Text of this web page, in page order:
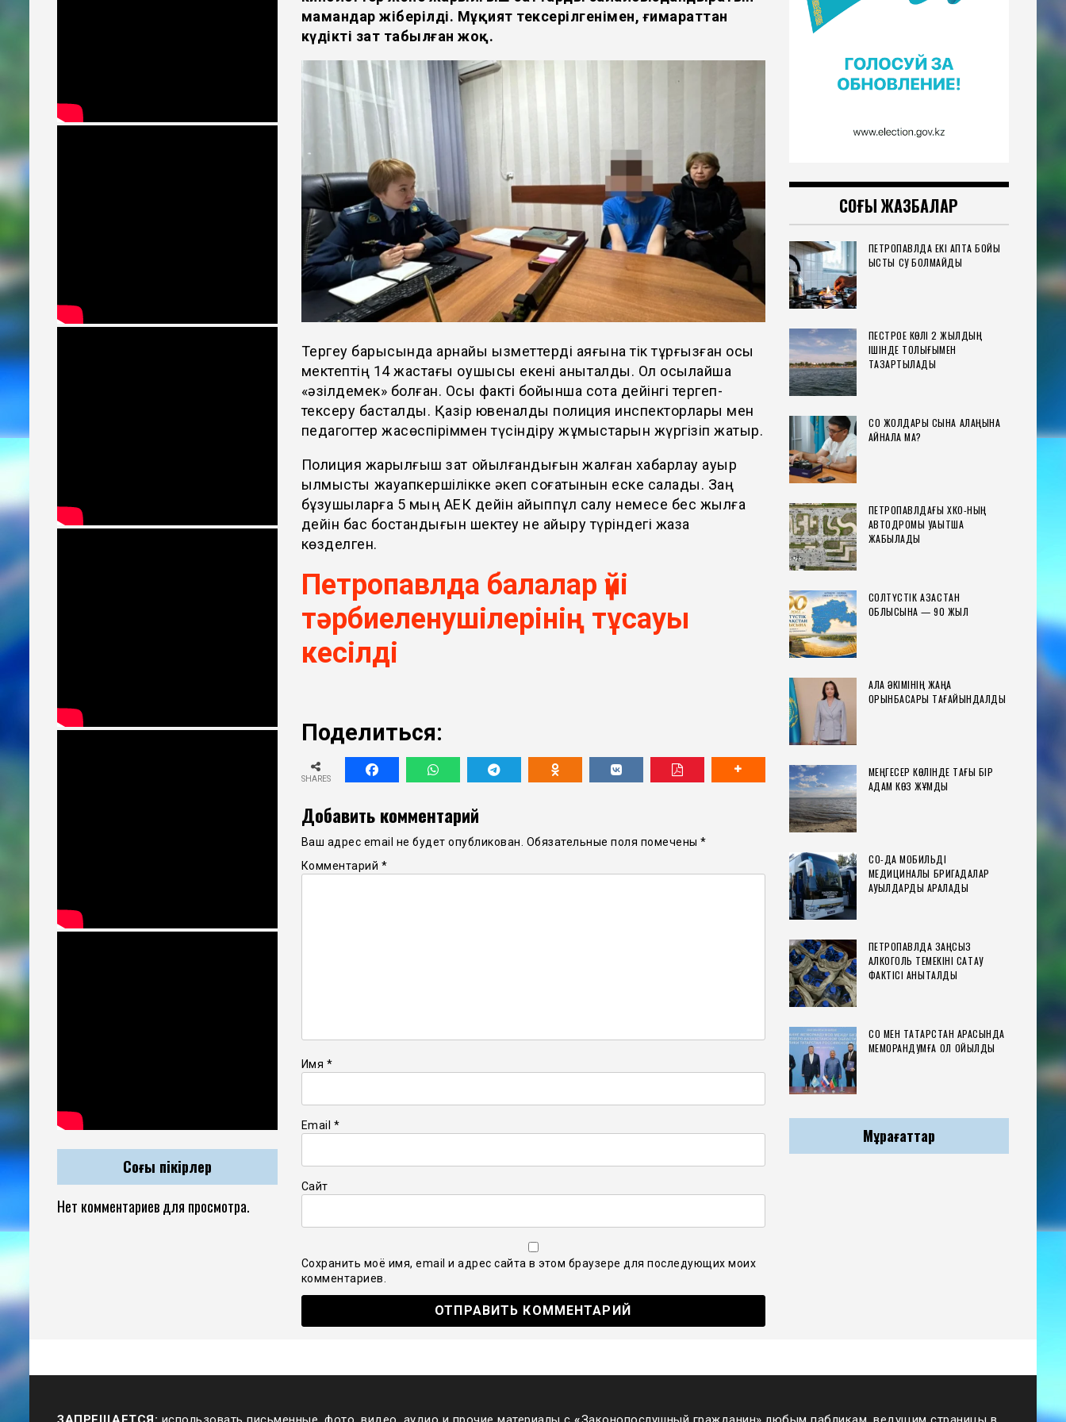
мамандар жіберілді. Мұқият тексерілгенімен, ғимараттан
күдікті зат табылған жоқ.
Тергеу барысында арнайы қызметтерді аяғына тік тұрғызған осы
мектептің 14 жастағы оқушысы екені анықталды. Ол осылайша
«әзілдемек» болған. Осы факті бойынша сотқа дейінгі тергеп-
тексеру басталды. Қазір ювеналды полиция инспекторлары мен
педагогтер жасөспіріммен түсіндіру жұмыстарын жүргізіп жатыр.
Полиция жарылғыш зат қойылғандығын жалған хабарлау ауыр
қылмыстық жауапкершілікке әкеп соғатынын еске салады. Заң
бұзушыларға 5 мың АЕК дейін айыппұл салу немесе бес жылға
дейін бас бостандығын шектеу не айыру түріндегі жаза
көзделген.
Петропавлда балалар үйі
тәрбиеленушілерінің тұсауы
кесілді
Поделиться:
SHARES
Добавить комментарий
Ваш адрес email не будет опубликован. Обязательные поля помечены *
Комментарий *
Имя *
Email *
Сайт
Сохранить моё имя, email и адрес сайта в этом браузере для последующих моих
комментариев.
Соңғы пікірлер
Нет комментариев для просмотра.
СОҢҒЫ ЖАЗБАЛАР
ПЕТРОПАВЛДА ЕКІ АПТА БОЙЫ
ЫСТЫҚ СУ БОЛМАЙДЫ
ПЕСТРОЕ КӨЛІ 2 ЖЫЛДЫҢ
ІШІНДЕ ТОЛЫҒЫМЕН
ТАЗАРТЫЛАДЫ
СҚО ЖОЛДАРЫ СЫНАҚ АЛАҢЫНА
АЙНАЛА МА?
ПЕТРОПАВЛДАҒЫ ХҚКО-НЫҢ
АВТОДРОМЫ УАҚЫТША
ЖАБЫЛАДЫ
СОЛТҮСТІК ҚАЗАҚСТАН
ОБЛЫСЫНА — 90 ЖЫЛ
ҚАЛА ӘКІМІНІҢ ЖАҢА
ОРЫНБАСАРЫ ТАҒАЙЫНДАЛДЫ
МЕҢГЕСЕР КӨЛІНДЕ ТАҒЫ БІР
АДАМ КӨЗ ЖҰМДЫ
СҚО-ДА МОБИЛЬДІ
МЕДИЦИНАЛЫҚ БРИГАДАЛАР
АУЫЛДАРДЫ АРАЛАДЫ
ПЕТРОПАВЛДА ЗАҢСЫЗ
АЛКОГОЛЬ ТЕМЕКІНІ САҚТАУ
ФАКТІСІ АНЫҚТАЛДЫ
СҚО МЕН ТАТАРСТАН АРАСЫНДА
МЕМОРАНДУМҒА ҚОЛ ҚОЙЫЛДЫ
Мұрағаттар